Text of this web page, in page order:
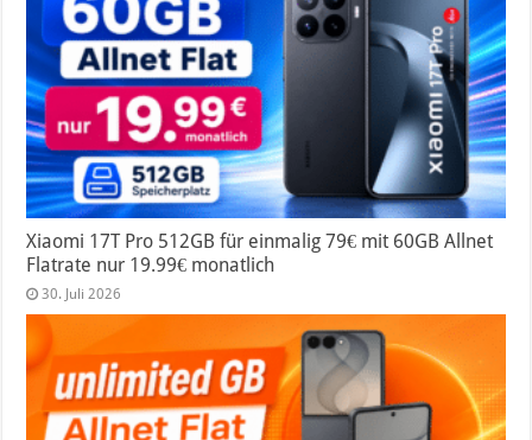
Xiaomi 17T Pro 512GB für einmalig 79€ mit 60GB Allnet
Flatrate nur 19.99€ monatlich
30. Juli 2026